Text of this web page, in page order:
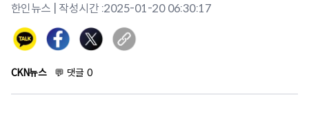
한인뉴스 | 작성시간 :2025-01-20 06:30:17
CKN뉴스 💬 댓글 0